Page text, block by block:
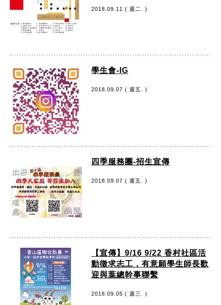
2018.09.11 ( 週二. )
學生會-IG
2018.09.07 ( 週五. )
四季服務團-招生宣傳
2018.09.07 ( 週五. )
【宣傳】9/16 9/22 香村社區活
動徵求志工，有意願學生師長歡
迎與葉總幹事聯繫
2018.09.05 ( 週三. )